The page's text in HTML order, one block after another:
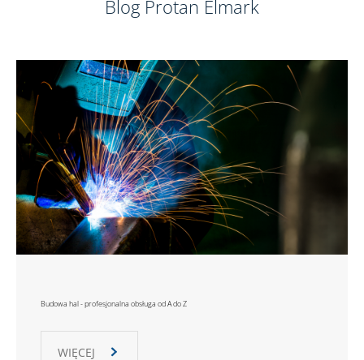
Blog Protan Elmark
Budowa hal - profesjonalna obsługa od A do Z
WIĘCEJ